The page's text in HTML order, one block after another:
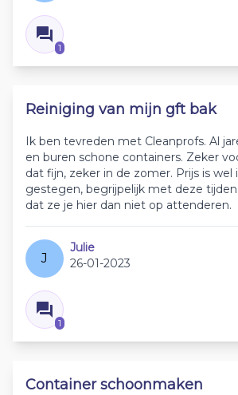
1
Reiniging van mijn gft bak
Ik ben tevreden met Cleanprofs. Al
en buren schone containers. Zeker
dat fijn, zeker in de zomer. Prijs is wel
gestegen, begrijpelijk met deze
dat ze je hier dan niet op attenderen.
J
Julie
26-01-2023
1
Container schoonmaken